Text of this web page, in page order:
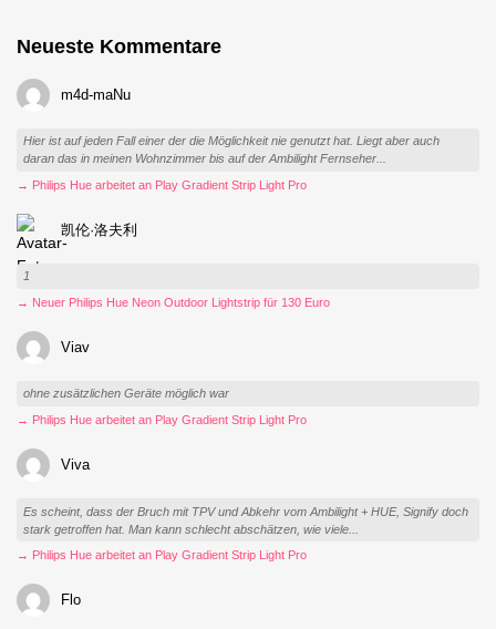
Neueste Kommentare
m4d-maNu
Hier ist auf jeden Fall einer der die Möglichkeit nie genutzt hat. Liegt aber auch
daran das in meinen Wohnzimmer bis auf der Ambilight Fernseher...
→ Philips Hue arbeitet an Play Gradient Strip Light Pro
凯伦·洛夫利
1
→ Neuer Philips Hue Neon Outdoor Lightstrip für 130 Euro
Viav
ohne zusätzlichen Geräte möglich war
→ Philips Hue arbeitet an Play Gradient Strip Light Pro
Viva
Es scheint, dass der Bruch mit TPV und Abkehr vom Ambilight + HUE, Signify doch
stark getroffen hat. Man kann schlecht abschätzen, wie viele...
→ Philips Hue arbeitet an Play Gradient Strip Light Pro
Flo